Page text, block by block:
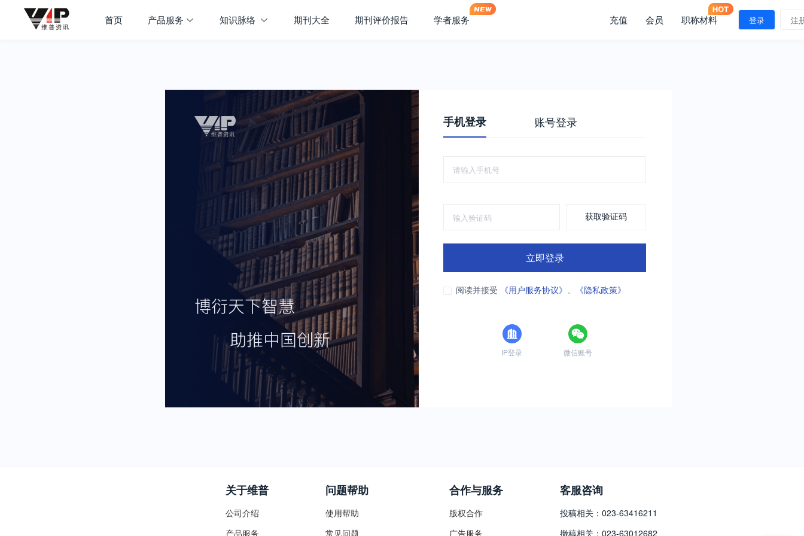
首页 产品服务 知识脉络 期刊大全 期刊评价报告 学者服务 充值 会员 职称材料 登录 注
手机登录 账号登录
获取验证码
立即登录
阅读并接受 《用户服务协议》 、 《隐私政策》
IP登录 微信账号
关于维普
公司介绍
产品服务
问题帮助
使用帮助
常见问题
合作与服务
版权合作
广告服务
客服咨询
投稿相关：023-63416211
撤稿相关：023-63012682